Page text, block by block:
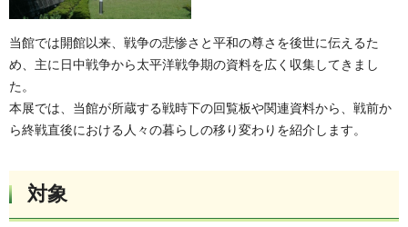
当館では開館以来、戦争の悲惨さと平和の尊さを後世に伝えるた
め、主に日中戦争から太平洋戦争期の資料を広く収集してきまし
た。
本展では、当館が所蔵する戦時下の回覧板や関連資料から、戦前か
ら終戦直後における人々の暮らしの移り変わりを紹介します。
対象